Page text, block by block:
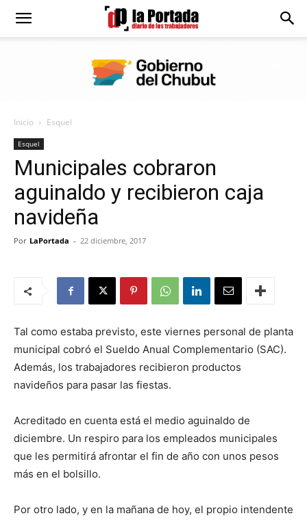
Diario
Portada
Inicio Esquel
Esquel
Municipales cobraron
aguinaldo y recibieron caja
navideña
Por LaPortada - 22 diciembre, 2017
Tal como estaba previsto, este viernes personal de planta
municipal cobró el Sueldo Anual Complementario (SAC).
Además, los trabajadores recibieron productos
navideños para pasar las fiestas.
Acreditado en cuenta está el medio aguinaldo de
diciembre. Un respiro para los empleados municipales
que les permitirá afrontar el fin de año con unos pesos
más en el bolsillo.
Por otro lado, y en la mañana de hoy, el propio intendente